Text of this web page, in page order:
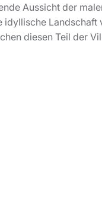
Aussicht der
idyllische Landschaft
diesen Teil der